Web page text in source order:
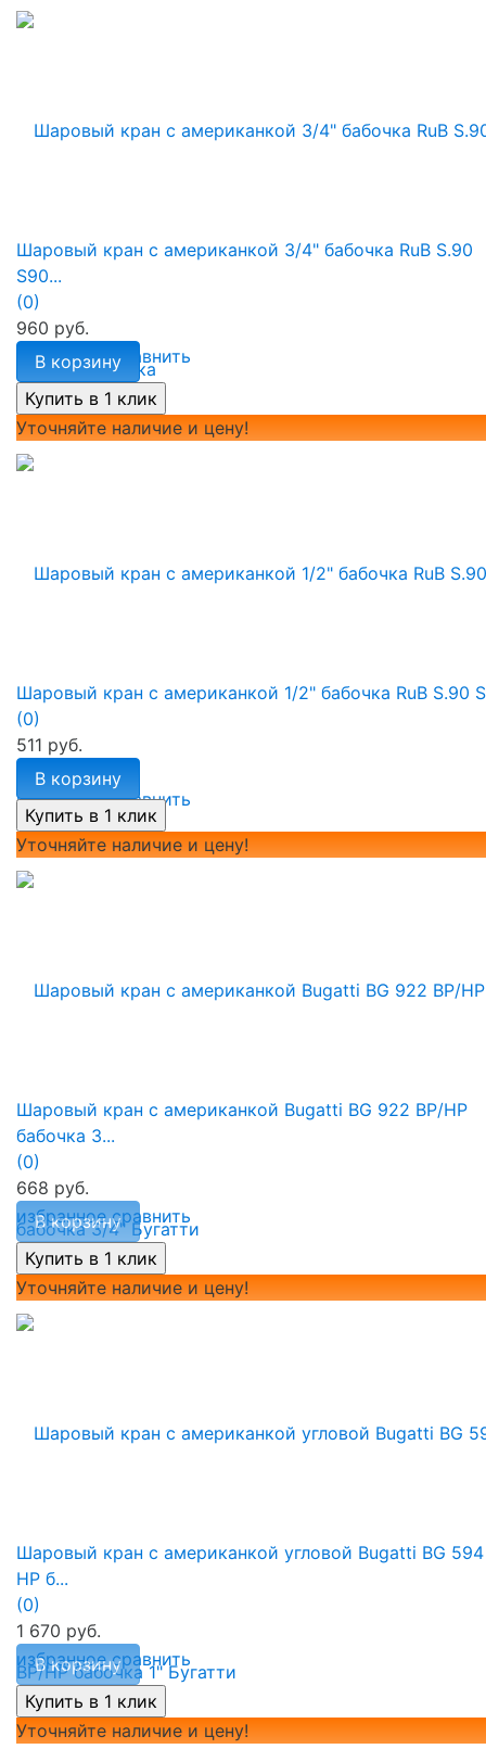
избранное сравнить
Шаровый кран с американкой 3/4" бабочка RuB S.90
S90...
(0)
960 руб.
В корзину
Уточняйте наличие и цену!
избранное сравнить
Шаровый кран с американкой 1/2" бабочка RuB S.90
(0)
511 руб.
В корзину
Уточняйте наличие и цену!
избранное сравнить
Шаровый кран с американкой Bugatti BG 922 ВР/НР
бабочка 3...
(0)
668 руб.
В корзину
Уточняйте наличие и цену!
избранное сравнить
Шаровый кран с американкой угловой Bugatti BG
НР б...
(0)
1 670 руб.
В корзину
Уточняйте наличие и цену!